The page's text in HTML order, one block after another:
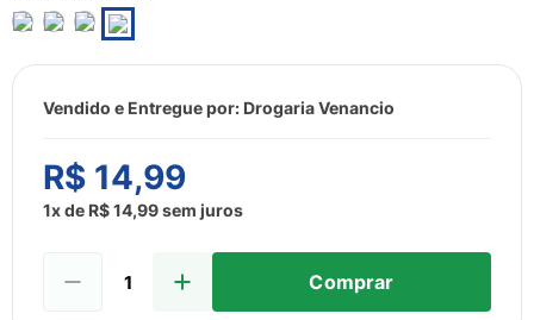
Vendido e Entregue por: Drogaria Venancio
R$ 14,99
1x de R$14,99sem juros
Comprar